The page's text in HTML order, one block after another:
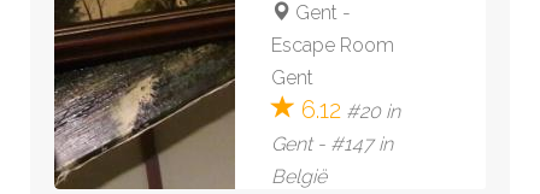
Gent -
Escape Room
Gent
6.12 #20 in
Gent - #147 in
België